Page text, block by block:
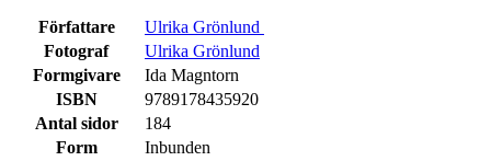
Författare
Ulrika Grönlund
Fotograf
Ulrika Grönlund
Formgivare
Ida Magntorn
ISBN
9789178435920
Antal sidor
184
Form
Inbunden